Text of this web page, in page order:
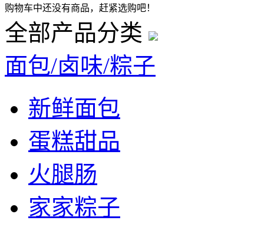
购物车中还没有商品，赶紧选购吧！
全部产品分类
面包/卤味/粽子
新鲜面包
蛋糕甜品
火腿肠
家家粽子